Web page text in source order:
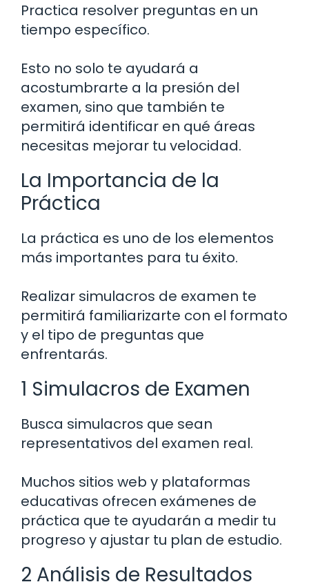
Practica resolver preguntas en un
tiempo específico.
Esto no solo te ayudará a
acostumbrarte a la presión del
examen, sino que también te
permitirá identificar en qué áreas
necesitas mejorar tu velocidad.
La Importancia de la
Práctica
La práctica es uno de los elementos
más importantes para tu éxito.
Realizar simulacros de examen te
permitirá familiarizarte con el formato
y el tipo de preguntas que
enfrentarás.
1 Simulacros de Examen
Busca simulacros que sean
representativos del examen real.
Muchos sitios web y plataformas
educativas ofrecen exámenes de
práctica que te ayudarán a medir tu
progreso y ajustar tu plan de estudio.
2 Análisis de Resultados